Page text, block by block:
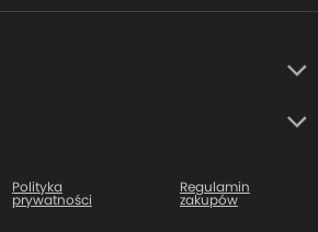
Polityka
prywatności
Regulamin
zakupów